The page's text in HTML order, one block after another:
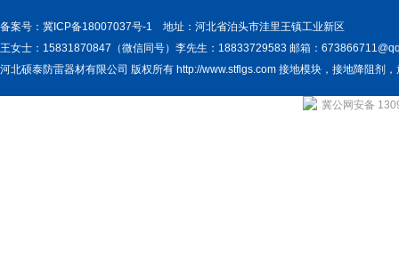
备案号： 冀ICP备18007037号-1 地址：河北省泊头市洼里王镇工业新区
王女士：15831870847（微信同号）李先生：18833729583 邮箱：
河北硕泰防雷器材有限公司 版权所有 http://www.stflgs.com 接地模块，接地降阻剂
冀公网安备